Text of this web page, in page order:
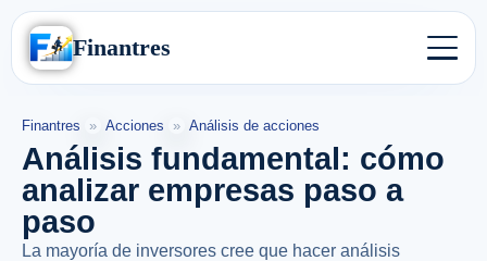
Finantres
Finantres » Acciones » Análisis de acciones
Análisis fundamental: cómo
analizar empresas paso a
paso
La mayoría de inversores cree que hacer análisis